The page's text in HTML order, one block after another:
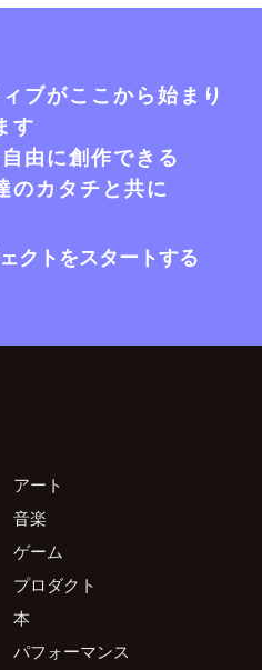
ブがここから始まり
す
由に創作できる
のカタチと共に
クトをスタートする
アート
音楽
ゲーム
プロダクト
本
パフォーマンス